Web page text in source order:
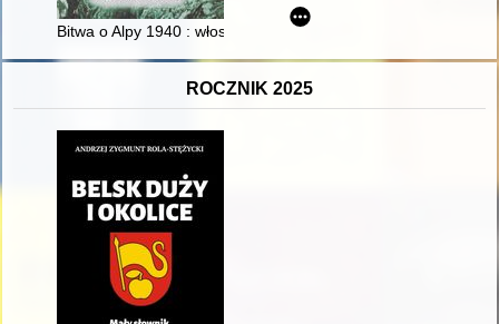
Bitwa o Alpy 1940 : włoska inwazja na Francję
ROCZNIK 2025